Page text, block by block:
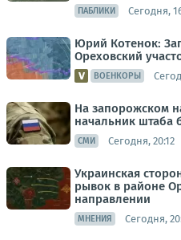
ПАБЛИКИ Сегодня,
Юрий Котенок:
Ореховский
ВОЕНКОРЫ
На запорожском
начальник штаба
СМИ Сегодня, 20:12
Украинская
рывок в районе
направлении
МНЕНИЯ Сегодня,